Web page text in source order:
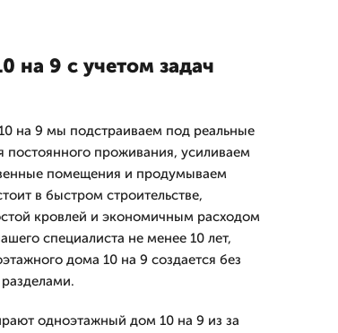
на 9 с учетом задач
на 9 мы подстраиваем под реальные
проживания, усиливаем
помещения и продумываем
в быстром строительстве,
кровлей и экономичным расходом
специалиста не менее 10 лет,
дома 10 на 9 создается без
одноэтажный дом 10 на 9 из за